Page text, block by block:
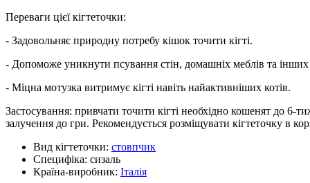
Переваги цієї кігтеточки:
- Задовольняє природну потребу кішок точити кігті.
- Допоможе уникнути псування стін, домашніх меблів та інших
- Міцна мотузка витримує кігті навіть найактивніших котів.
Застосування: привчати точити кігті необхідно кошенят до
залучення до гри. Рекомендується розміщувати кігтеточку в
Вид кігтеточки: стовпчик
Специфіка: сизаль
Країна-виробник: Італія